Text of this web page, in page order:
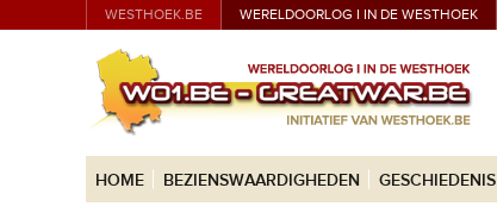
WESTHOEK.BE WERELDOORLOG I IN DE WESTHOEK
HOME BEZIENSWAARDIGHEDEN GESCHIEDENIS